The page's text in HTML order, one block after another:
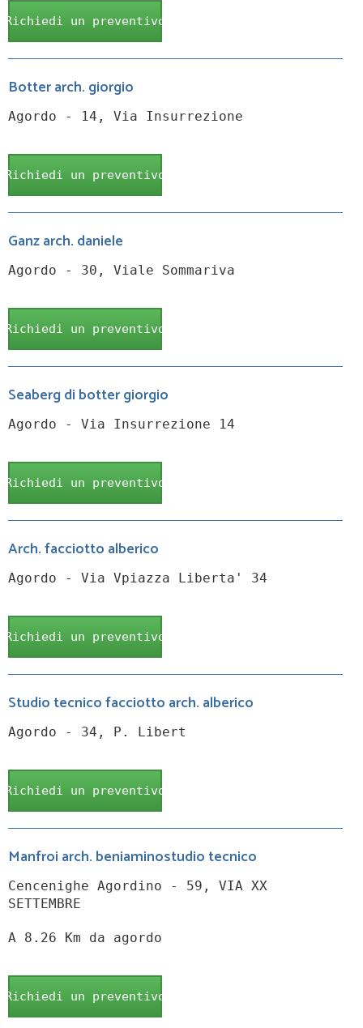
Richiedi un preventivo
Botter arch. giorgio
Agordo - 14, Via Insurrezione
Richiedi un preventivo
Ganz arch. daniele
Agordo - 30, Viale Sommariva
Richiedi un preventivo
Seaberg di botter giorgio
Agordo - Via Insurrezione 14
Richiedi un preventivo
Arch. facciotto alberico
Agordo - Via Vpiazza Liberta' 34
Richiedi un preventivo
Studio tecnico facciotto arch. alberico
Agordo - 34, P. Libert
Richiedi un preventivo
Manfroi arch. beniaminostudio tecnico
Cencenighe Agordino - 59, VIA XX
SETTEMBRE
A 8.26 Km da agordo
Richiedi un preventivo